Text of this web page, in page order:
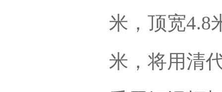
米，顶宽4.8
米，将用清